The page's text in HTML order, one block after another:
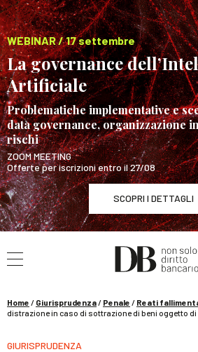
WEBINAR / 17 settembre
La governance
Artificiale
Problematiche implementative e
data governance, organizzazione
rischi
ZOOM MEETING
Offerte per iscrizioni entro il 27/08
SCOPRI I DETTAGLI
WEBINAR / 17 settembre
La governance dell’Intelligenza
Home / Giurisprudenza/ Penale / Reati
distrazione in caso di sottrazione di beni oggetto
GIURISPRUDENZA